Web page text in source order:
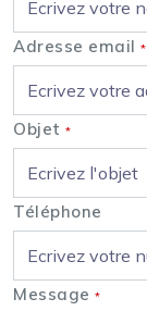
Adresse email *
Objet *
Téléphone
Message *